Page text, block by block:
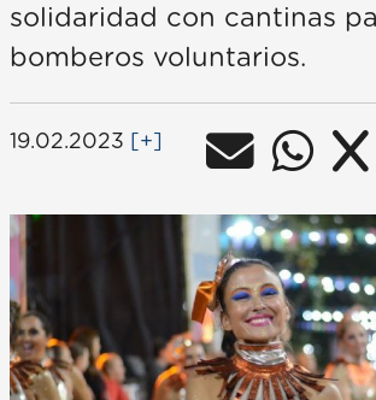
solidaridad con cantinas
bomberos voluntarios.
19.02.2023 [+]